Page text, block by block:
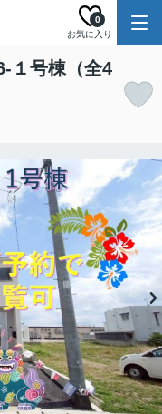
お気に入り
0
１号棟（全4